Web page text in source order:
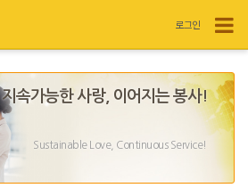
로그인
지속가능한 사랑, 이어지는 봉사!
Sustainable Love, Continuous Service!